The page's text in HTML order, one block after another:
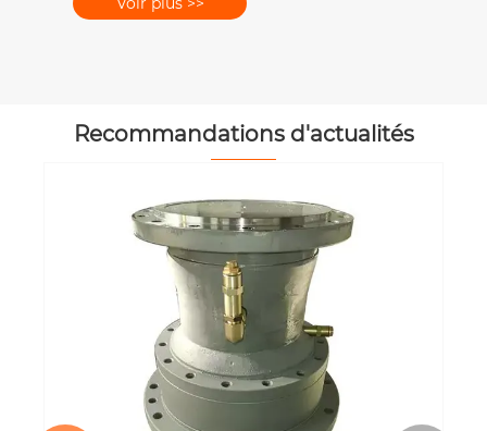
Recommandations d'actualités